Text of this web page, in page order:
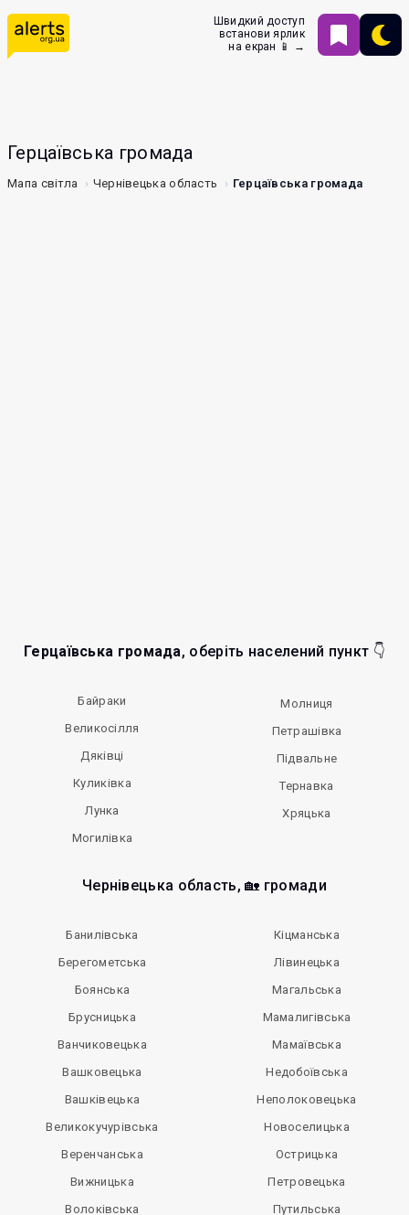
Швидкий доступ
встанови ярлик
на екран 📱 →
Герцаївська громада
Мапа світла Чернівецька область Герцаївська громада
Герцаївська громада, оберіть населений пункт 👇
Байраки
Великосілля
Дяківці
Куликівка
Лунка
Могилівка
Молниця
Петрашівка
Підвальне
Тернавка
Хряцька
Чернівецька область, 🏡 громади
Банилівська
Берегометська
Боянська
Брусницька
Ванчиковецька
Вашковецька
Вашківецька
Великокучурівська
Веренчанська
Вижницька
Волоківська
Кіцманська
Лівинецька
Магальська
Мамалигівська
Мамаївська
Недобоївська
Неполоковецька
Новоселицька
Острицька
Петровецька
Путильська